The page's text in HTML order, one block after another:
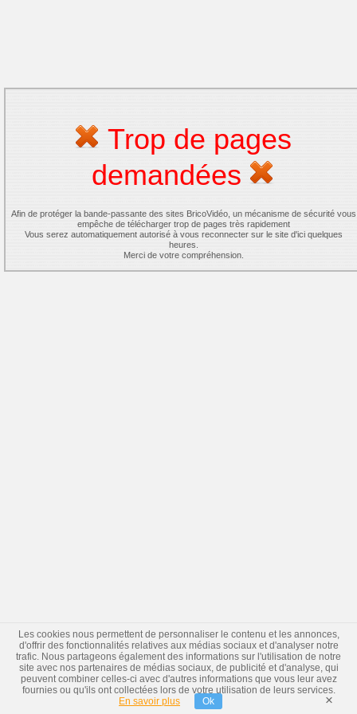
Trop de pages
demandées
Afin de protéger la bande-passante des sites BricoVidéo, un mécanisme de sécurité vous
empêche de télécharger trop de pages très rapidement
Vous serez automatiquement autorisé à vous reconnecter sur le site d'ici quelques
heures.
Merci de votre compréhension.
Les cookies nous permettent de personnaliser le contenu et les annonces,
d'offrir des fonctionnalités relatives aux médias sociaux et d'analyser notre
trafic. Nous partageons également des informations sur l'utilisation de notre
site avec nos partenaires de médias sociaux, de publicité et d'analyse, qui
peuvent combiner celles-ci avec d'autres informations que vous leur avez
fournies ou qu'ils ont collectées lors de votre utilisation de leurs services.
En savoir plus
Ok ×